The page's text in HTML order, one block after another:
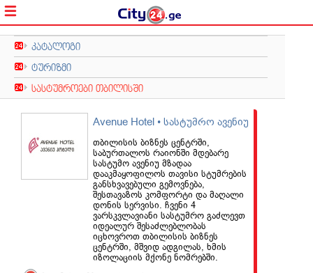
კატალოგი
ტურიზმი
სასტუმროები თბილისში
Avenue Hotel • სასტუმრო ავენიუ
თბილისის ბიზნეს ცენტრში,
საბურთალოს რაიონში მდებარე
სასტუმო ავენიუ მზადაა
დააკმაყოფილოს თავისი სტუმრების
განსხვავებული გემოვნება,
შესთავაზოს კომფორტი და მაღალი
დონის სერვისი. ჩვენი 4
ვარსკვლავიანი სასტუმრო გაძლევთ
იდეალურ შესაძლებლობას
იცხოვროთ თბილისის ბიზნეს
ცენტრში, მშვიდ ადგილას, ხმის
იზოლაციის მქონე ნომრებში.